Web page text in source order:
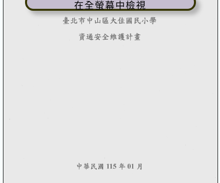
在全螢幕中檢視